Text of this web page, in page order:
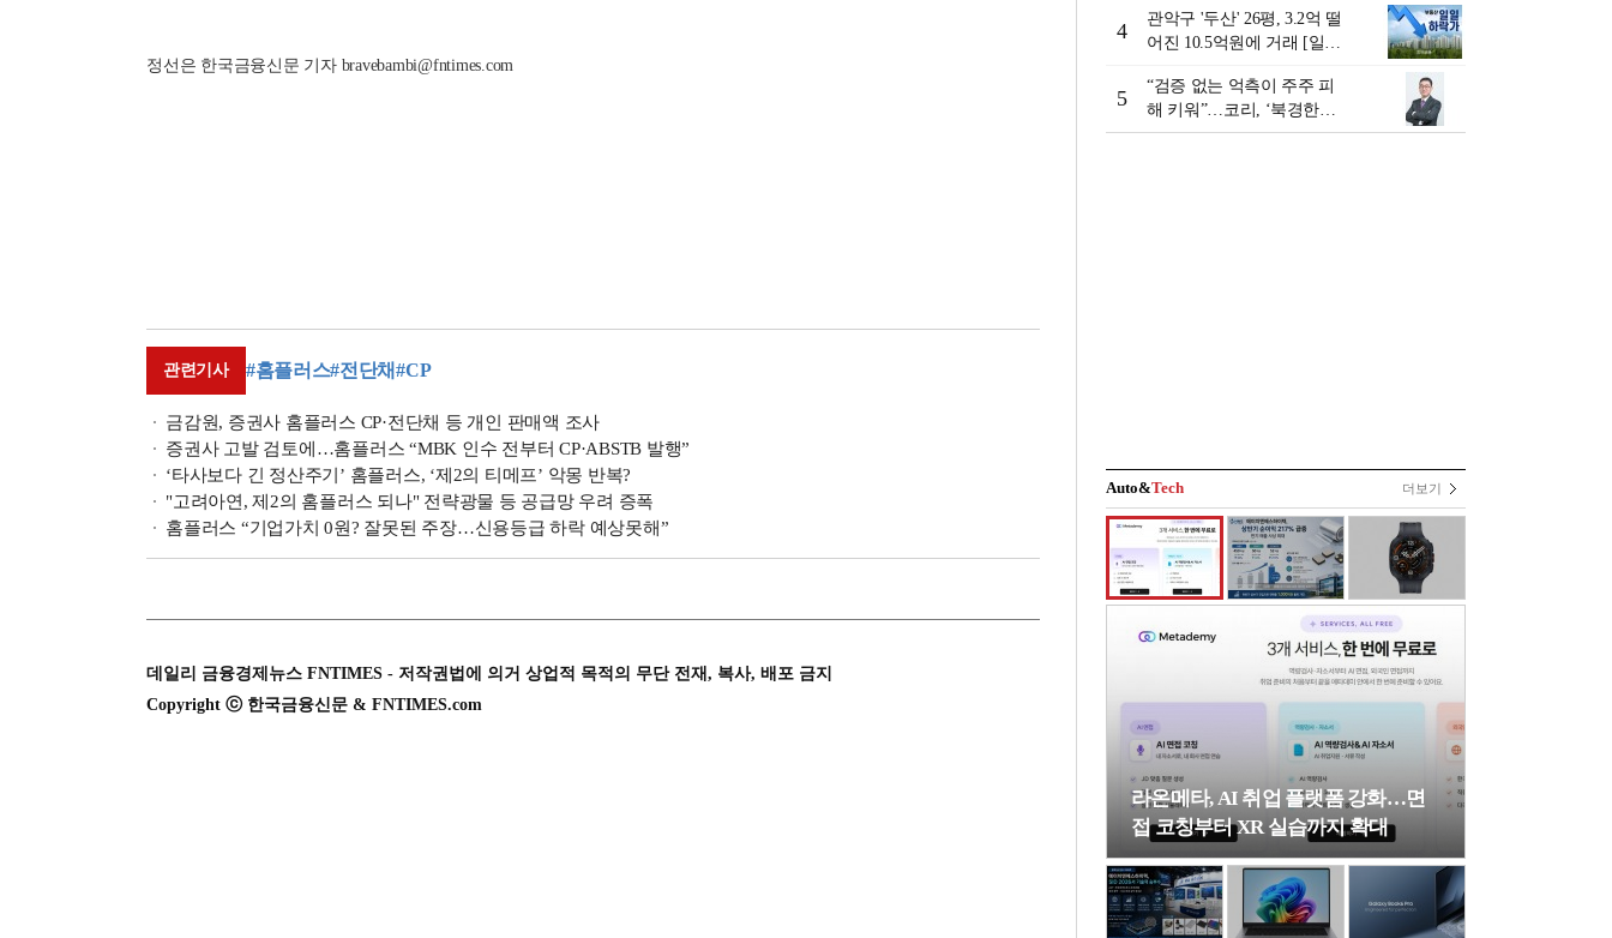
정선은 한국금융신문 기자 bravebambi@fntimes.com
관련기사 #홈플러스#전단채#CP
금감원, 증권사 홈플러스 CP·전단채 등 개인 판매액 조사
증권사 고발 검토에…홈플러스 “MBK 인수 전부터 CP·ABSTB 발행”
‘타사보다 긴 정산주기’ 홈플러스, ‘제2의 티메프’ 악몽 반복?
"고려아연, 제2의 홈플러스 되나" 전략광물 등 공급망 우려 증폭
홈플러스 “기업가치 0원? 잘못된 주장…신용등급 하락 예상못해”
데일리 금융경제뉴스 FNTIMES - 저작권법에 의거 상업적 목적의 무단 전재, 복사, 배포 금지
Copyright ⓒ 한국금융신문 & FNTIMES.com
행 금융그룹의 꿈①]
4
관악구 '두산' 26평, 3.2억 떨
어진 10.5억원에 거래 [일일
5
“검증 없는 억측이 주주 피
해 키워”…코리, ‘북경한미
미수채권 논란’ 정면 반박
Auto&Tech 더보기
라온메타, AI 취업 플랫폼 강화…면
접 코칭부터 XR 실습까지 확대